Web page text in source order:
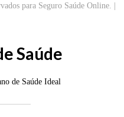
para Seguro Saúde Online. |
Saúde
de Saúde Ideal